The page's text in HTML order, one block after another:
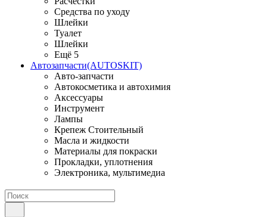
Средства по уходу
Шлейки
Туалет
Шлейки
Ещё 5
Автозапчасти(AUTOSKIT)
Авто-запчасти
Автокосметика и автохимия
Аксессуары
Инструмент
Лампы
Крепеж Стоительный
Масла и жидкости
Материалы для покраски
Прокладки, уплотнения
Электроника, мультимедиа